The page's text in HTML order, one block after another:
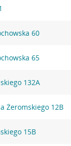
60
65
132A
Żeromskiego 12B
15B